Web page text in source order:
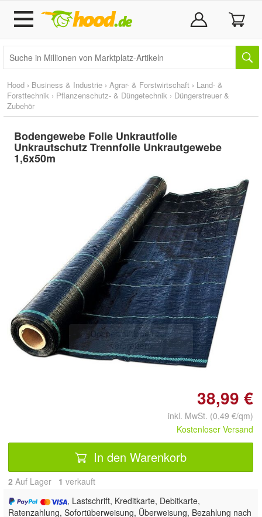
Hood › Business & Industrie › Agrar- & Forstwirtschaft › Land- &
Forsttechnik › Pflanzenschutz- & Düngetechnik › Düngerstreuer &
Zubehör
Bodengewebe Folie Unkrautfolie
Unkrautschutz Trennfolie Unkrautgewebe
1,6x50m
Doppelt antippen zum
vergrößern
38,99 €
inkl. MwSt. (0,49 €/qm)
Kostenloser Versand
In den Warenkorb
2 Auf Lager 1 verkauft
, Lastschrift, Kreditkarte, Debitkarte,
Ratenzahlung, Sofortüberweisung, Überweisung, Bezahlung nach